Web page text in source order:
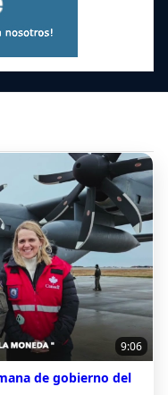
9:06
de gobierno del